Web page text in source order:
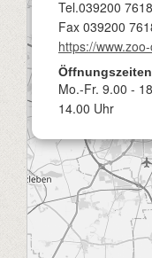
Tel.039200
Fax 039200
https://
Öffnungszeiten
Mo.-Fr. 9.00 -
14.00 Uhr